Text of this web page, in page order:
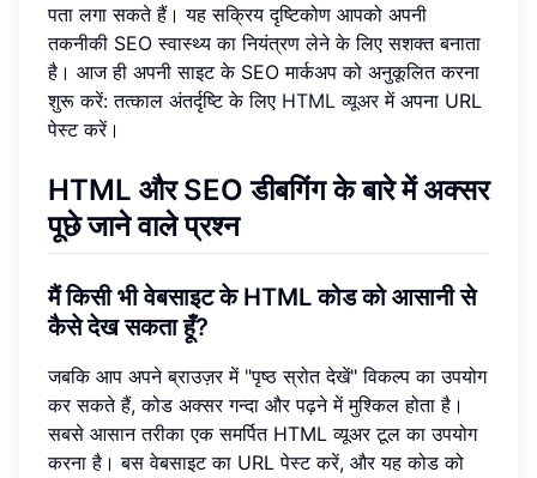
पता लगा सकते हैं। यह सक्रिय दृष्टिकोण आपको अपनी
तकनीकी SEO स्वास्थ्य का नियंत्रण लेने के लिए सशक्त बनाता
है। आज ही अपनी साइट के SEO मार्कअप को अनुकूलित करना
शुरू करें: तत्काल अंतर्दृष्टि के लिए HTML व्यूअरमें अपना URL
पेस्ट करें।
HTML और SEO डीबगिंग के बारे में अक्सर
पूछे जाने वाले प्रश्न
मैं किसी भी वेबसाइट के HTML कोड को आसानी से
कैसे देख सकता हूँ?
जबकि आप अपने ब्राउज़र में "पृष्ठ स्रोत देखें" विकल्प का उपयोग
कर सकते हैं, कोड अक्सर गन्दा और पढ़ने में मुश्किल होता है।
सबसे आसान तरीका एक समर्पित HTML व्यूअर टूल का उपयोग
करना है। बस वेबसाइट का URL पेस्ट करें, और यह कोड को